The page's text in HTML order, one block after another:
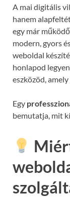
A mai digitális
hanem
egy már
modern, gyors
weboldal
honlapod
eszközöd,
Egy
bemutatja, mit